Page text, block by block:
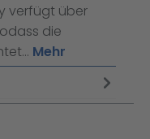
verfügt über
die
Mehr